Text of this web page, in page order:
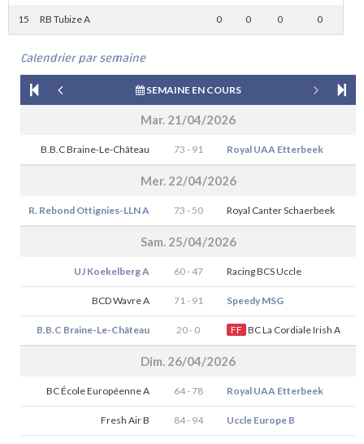
15 RB Tubize A 0 0 0 0
Calendrier par semaine
SEMAINE EN COURS
Mar. 21/04/2026
B.B.C Braine-Le-Château 73 - 91 Royal UAA Etterbeek
Mer. 22/04/2026
R. Rebond Ottignies-LLN A 73 - 50 Royal Canter Schaerbeek
Sam. 25/04/2026
UJ Koekelberg A 60 - 47 Racing BCS Uccle
BCD Wavre A 71 - 91 Speedy MSG
B.B.C Braine-Le-Château 20 - 0 FF BC La Cordiale Irish A
Dim. 26/04/2026
BC École Européenne A 64 - 78 Royal UAA Etterbeek
Fresh Air B 84 - 94 Uccle Europe B